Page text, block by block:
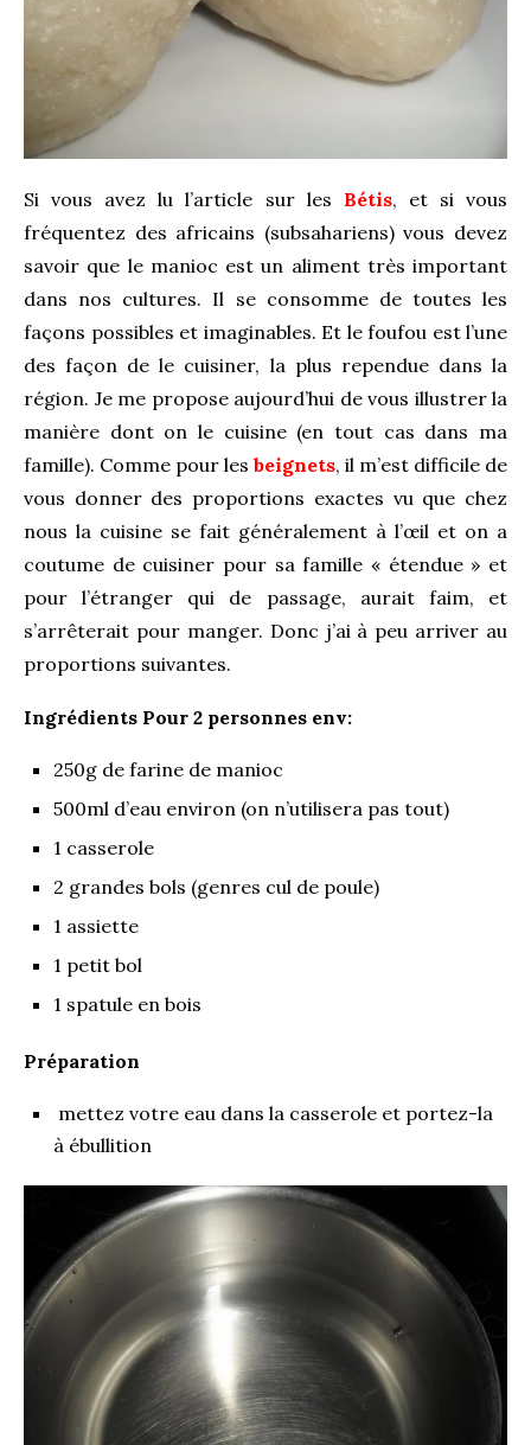
Si vous avez lu l’article sur les Bétis, et si vous
fréquentez des africains (subsahariens) vous devez
savoir que le manioc est un aliment très important
dans nos cultures. Il se consomme de toutes les
façons possibles et imaginables. Et le foufou est l’une
des façon de le cuisiner, la plus rependue dans la
région. Je me propose aujourd’hui de vous illustrer la
manière dont on le cuisine (en tout cas dans ma
famille). Comme pour les beignets, il m’est difficile de
vous donner des proportions exactes vu que chez
nous la cuisine se fait généralement à l’œil et on a
coutume de cuisiner pour sa famille « étendue » et
pour l’étranger qui de passage, aurait faim, et
s’arrêterait pour manger. Donc j’ai à peu arriver au
proportions suivantes.
Ingrédients Pour 2 personnes env:
250g de farine de manioc
500ml d’eau environ (on n’utilisera pas tout)
1 casserole
2 grandes bols (genres cul de poule)
1 assiette
1 petit bol
1 spatule en bois
Préparation
mettez votre eau dans la casserole et portez-la
à ébullition